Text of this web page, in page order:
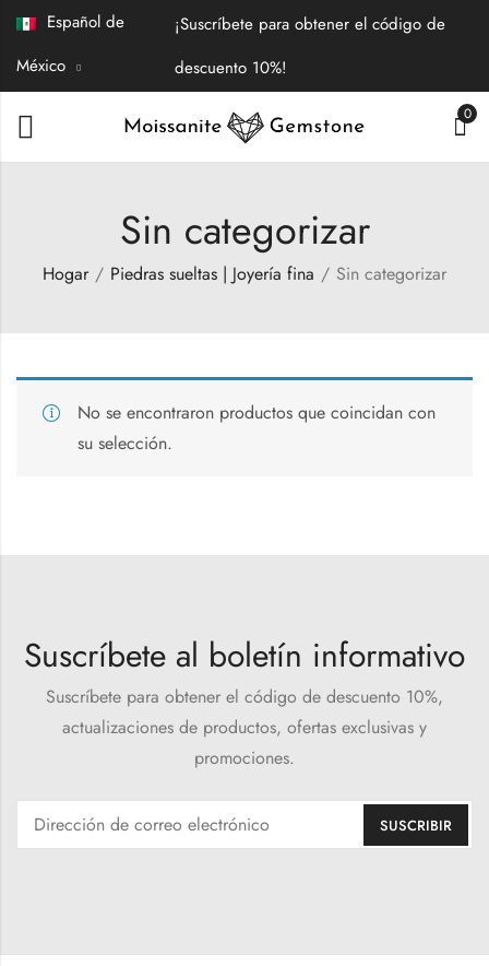
Español de
México
¡Suscríbete para obtener el código de
descuento 10%!
0
Sin categorizar
Hogar Piedras sueltas | Joyería fina Sin categorizar
No se encontraron productos que coincidan con
su selección.
Suscríbete al boletín informativo
Suscríbete para obtener el código de descuento 10%,
actualizaciones de productos, ofertas exclusivas y
promociones.